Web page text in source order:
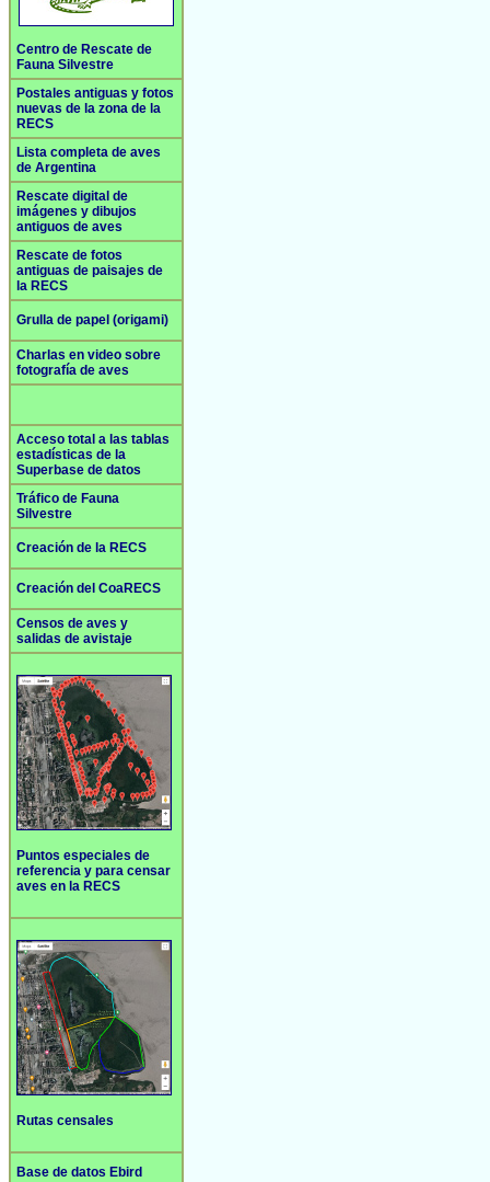
Centro de Rescate de
Fauna Silvestre
Postales antiguas y fotos
nuevas de la zona de la
RECS
Lista completa de aves
de Argentina
Rescate digital de
imágenes y dibujos
antiguos de aves
Rescate de fotos
antiguas de paisajes de
la RECS
Grulla de papel (origami)
Charlas en video sobre
fotografía de aves
Acceso total a las tablas
estadísticas de la
Superbase de datos
Tráfico de Fauna
Silvestre
Creación de la RECS
Creación del CoaRECS
Censos de aves y
salidas de avistaje
Puntos especiales de
referencia y para censar
aves en la RECS
Rutas censales
Base de datos Ebird